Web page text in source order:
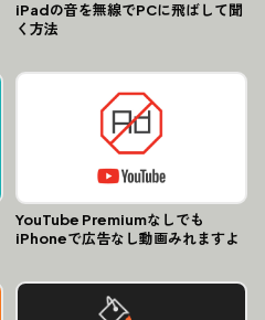
iPadの音を無線でPCに飛ばして聞
く方法
YouTube Premiumなしでも
iPhoneで広告なし動画みれますよ